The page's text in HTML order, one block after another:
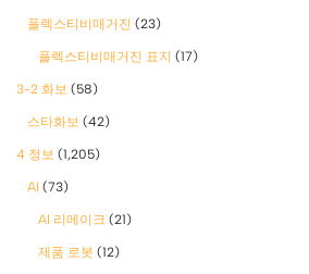
플렉스티비매거진 (23)
플렉스티비매거진 표지 (17)
3-2 화보 (58)
스타화보 (42)
4 정보 (1,205)
AI (73)
AI 리메이크 (21)
제품 로봇 (12)